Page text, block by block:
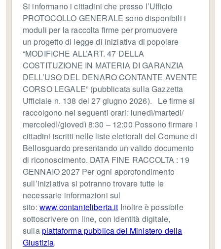
Si informano i cittadini che presso l’Ufficio
PROTOCOLLO GENERALE sono disponibili i
moduli per la raccolta firme per promuovere
un progetto di legge di iniziativa di popolare
“MODIFICHE ALL’ART. 47 DELLA
COSTITUZIONE IN MATERIA DI GARANZIA
DELL’USO DEL DENARO CONTANTE AVENTE
CORSO LEGALE” (pubblicata sulla Gazzetta
Ufficiale n. 138 del 27 giugno 2026). Le firme si
raccolgono nei seguenti orari: lunedì/martedi/
mercoledì/giovedì 8:30 – 12:00 Possono firmare i
cittadini iscritti nelle liste elettorali del Comune di
Bellosguardo presentando un valido documento
di riconoscimento. DATA FINE RACCOLTA : 19
GENNAIO 2027 Per ogni approfondimento
sull’iniziativa si potranno trovare tutte le
necessarie informazioni sul
sito: www.contanteliberta.it Inoltre è possibile
sottoscrivere on line, con identità digitale,
sullapiattaforma pubblica del Ministero della
Giustizia.